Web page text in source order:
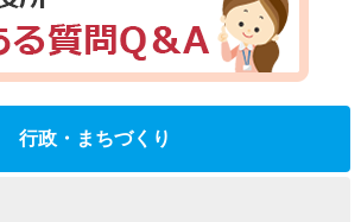
行政・まちづくり